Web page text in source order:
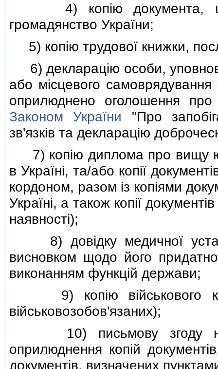
4) копiю документа, що
громадянство України;
5) копiю трудової книжки,
6) декларацiю особи,
або мiсцевого
оприлюднено оголошення
Законом України "Про
зв'язкiв та декларацiю
7) копiю диплома про вищу
в Українi, та/або копiї
кордоном, разом iз копiями
Українi, а також копiї
наявностi);
8) довiдку медичної
висновком щодо його
виконанням функцiй держави;
9) копiю вiйськового
вiйськовозобов'язаних);
10) письмову згоду на
оприлюднення копiй
документiв, визначених